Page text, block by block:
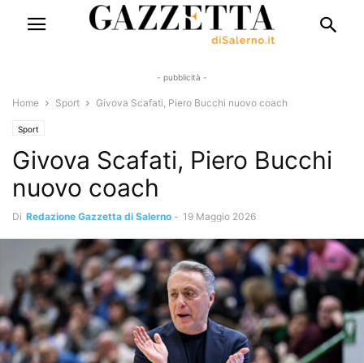
- pubblicità -
Home Sport Givova Scafati, Piero Bucchi nuovo coach
Sport
Givova Scafati, Piero Bucchi
nuovo coach
Di Redazione Gazzetta di Salerno - 19 Maggio 2026